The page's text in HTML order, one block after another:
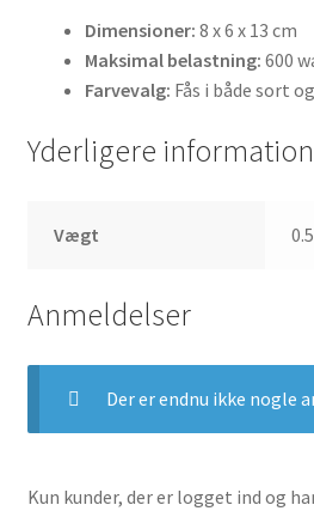
Dimensioner: 8 x 6 x 13 cm
Maksimal belastning: 600
Farvevalg: Fås i både sort
Yderligere information
Vægt
Anmeldelser
Der er endnu ikke nogle
Kun kunder, der er logget ind og